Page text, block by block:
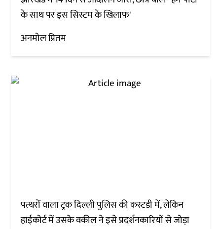
के साथ पर इस सिस्टम के खिलाफ'
अनमोल प्रितम
पत्थरों वाला ट्रक दिल्ली पुलिस की कस्टडी में, लेकिन
हाईकोर्ट में उसके वकील ने इसे प्रदर्शनकारियों से जोड़ा